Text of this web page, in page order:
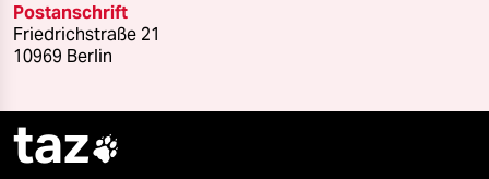
Postanschrift
Friedrichstraße 21
10969 Berlin
taz